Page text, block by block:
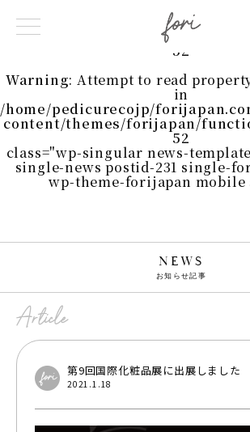
/home/pedicurecojp/
content/themes/forijapan/
52
Warning: Attempt to read
in
/home/pedicurecojp/
content/themes/forijapan/
52
class="wp-singular news-
single-news postid-231 single-
wp-theme-forijapan mobile
NEWS
お知らせ記事
第9回国際化粧品展に出展しました
2021.1.18